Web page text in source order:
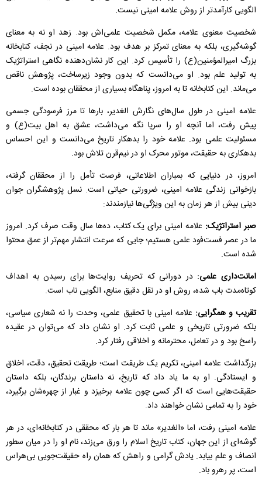
الگویی کارآمدتر از روش علامه امینی نیست.
شخصیت معنوی علامه، مکمل شخصیت علمی‌اش بود. زهد او نه به معنای
گوشه‌گیری، بلکه به معنای تمرکز بر هدف بود. علامه امینی در نجف، کتابخانه
بزرگ امیرالمؤمنین(ع) را تأسیس کرد. این کار نشان‌دهنده نگاهی استراتژیک
به تولید علم بود. او می‌دانست که بدون وجود زیرساخت، پژوهش ناقص
می‌ماند. این کتابخانه تا به امروز، پناهگاه بسیاری از محققان بوده است.
علامه امینی در طول سال‌های نگارش الغدیر، بارها تا مرز فرسودگی جسمی
پیش رفت، اما آنچه او را سرپا نگه می‌داشت، عشق به اهل‌ بیت(ع) و
مسئولیت علمی بود. علامه خود را بدهکار تاریخ می‌دانست و این احساس
بدهکاری به حقیقت، موتور محرک او در نیم‌قرن تلاش بود.
امروز، در دنیایی که بمباران اطلاعاتی، فرصت تأمل را از محققان گرفته،
بازخوانی زندگی علامه امینی، ضرورتی حیاتی است. نسل پژوهشگران جوان
دینی بیش از هر زمان به این ویژگی‌ها نیازمندند:
صبر استراتژیک: علامه امینی برای یک کتاب، ده‌ها سال وقت صرف کرد. امروز
ما در عصر فست‌فود علمی هستیم؛ جایی که سرعت انتشار مهم‌تر از عمق محتوا
شده است.
امانت‌داری علمی:در دورانی که تحریف روایت‌ها برای رسیدن به اهداف
کوتاه‌مدت باب شده، روش او در نقل دقیق منابع، الگویی ناب است.
تقریب و همگرایی: علامه امینی با تحقیق علمی، وحدت را نه شعاری سیاسی،
بلکه ضرورتی تاریخی و علمی ثابت کرد. او نشان داد که می‌توان در عقیده
راسخ بود و در تعامل، محترمانه و اخلاقی رفتار کرد.
بزرگداشت علامه امینی، تکریم یک طریقت است؛ طریقت تحقیق، دقت، اخلاق
و ایستادگی. او به ما یاد داد که تاریخ، نه داستان برندگان، بلکه داستان
حقیقت‌هایی است که اگر کسی چون علامه برخیزد و غبار از چهره‌شان برگیرد،
خود را به تمامی نشان خواهند داد.
علامه امینی رفت، اما «الغدیر» ماند تا هر بار که محققی در کتابخانه‌ای، در هر
گوشه‌ای از این جهان، کتاب تاریخ اسلام را ورق می‌زند، نام او را در میان سطور
انصاف و علم بیابد. یادش گرامی و راهش که همان راه حقیقت‌جویی بی‌هراس
است، پر رهرو باد.